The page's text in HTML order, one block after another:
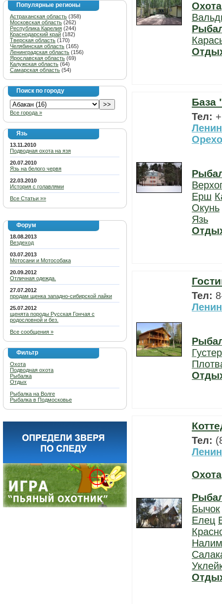
Популярные регионы
Астраханская область (358)
Московская область (262)
Республика Карелия (244)
Краснодарский край (182)
Тверская область (170)
Челябинская область (165)
Ленинградская область (156)
Ярославская область (69)
Калужская область (64)
Самарская область (54)
Поиск по городу
Все города »
Язь
13.11.2010
Подводная охота на язя
20.07.2010
Язь на белого червя
22.03.2010
История с голавлями
Все Статьи »»
Форум
18.08.2013
Вездеход
03.07.2013
Мотосани и Мотособака
20.09.2012
Отличная одежда.
27.07.2012
продам щенка западно-сибирской лайки
25.07.2012
щенята породы Русская Гончая с
родословной и без.
Все сообщения »
Фильтр
Охота
Подводная охота
Рыбалка
Отдых
Рыбалка на Волге
Рыбалка в Подмосковье
Охота
База
Тел:
Ерш
Окунь
Язь
Тел:
Тел:
Охота
Бычок
Елец
Налим